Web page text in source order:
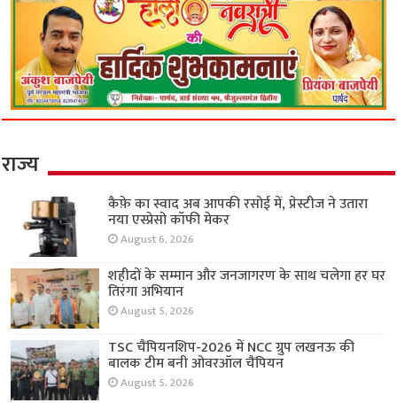
राज्य
कैफ़े का स्वाद अब आपकी रसोई में, प्रेस्टीज ने उतारा
नया एस्प्रेसो कॉफी मेकर
August 6, 2026
शहीदों के सम्मान और जनजागरण के साथ चलेगा हर घर
तिरंगा अभियान
August 5, 2026
TSC चैंपियनशिप-2026 में NCC ग्रुप लखनऊ की
बालक टीम बनी ओवरऑल चैंपियन
August 5, 2026